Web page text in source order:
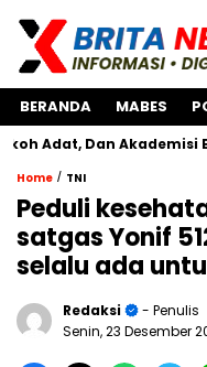
BERANDA MABES
Akademisi Bahas Isu
Home / TNI
Peduli
satgas Yonif
selalu ada
Redaksi
- Penulis
Senin, 23 Desember